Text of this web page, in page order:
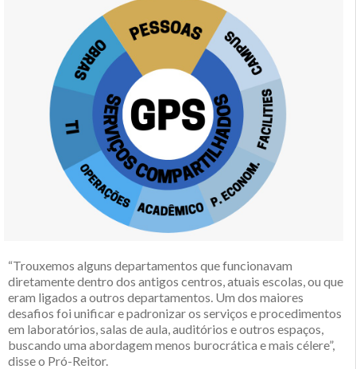
“Trouxemos alguns departamentos que funcionavam
diretamente dentro dos antigos centros, atuais escolas, ou que
eram ligados a outros departamentos. Um dos maiores
desafios foi unificar e padronizar os serviços e procedimentos
em laboratórios, salas de aula, auditórios e outros espaços,
buscando uma abordagem menos burocrática e mais célere”,
disse o Pró-Reitor.